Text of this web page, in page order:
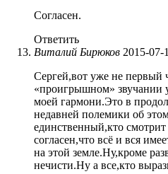
Согласен.
Ответить
Виталий Бирюков 2015-07-
Сергей,вот уже не первый
«проигрышном» звучании
моей гармони.Это в
недавней полемики об
единственный,кто
согласен,что всё и вся
на этой земле.Ну,кроме
нечисти.Ну а все,кто